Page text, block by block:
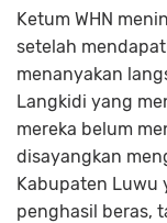
Ketum WHN
setelah
menanyakan
Langkidi yang
mereka belum
disayangkan
Kabupaten Luwu
penghasil beras,